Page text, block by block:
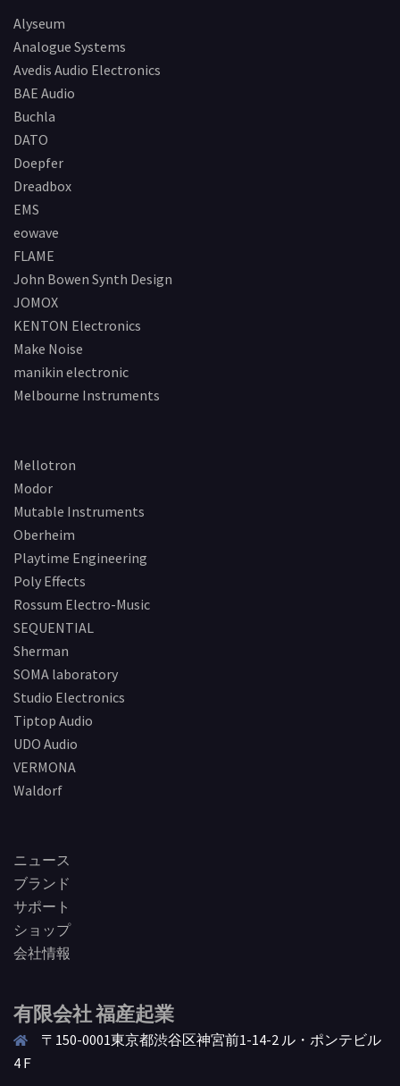
Alyseum
Analogue Systems
Avedis Audio Electronics
BAE Audio
Buchla
DATO
Doepfer
Dreadbox
EMS
eowave
FLAME
John Bowen Synth Design
JOMOX
KENTON Electronics
Make Noise
manikin electronic
Melbourne Instruments
Mellotron
Modor
Mutable Instruments
Oberheim
Playtime Engineering
Poly Effects
Rossum Electro-Music
SEQUENTIAL
Sherman
SOMA laboratory
Studio Electronics
Tiptop Audio
UDO Audio
VERMONA
Waldorf
ニュース
ブランド
サポート
ショップ
会社情報
有限会社 福産起業
〒150-0001東京都渋谷区神宮前1-14-2 ル・ポンテビル
4Ｆ